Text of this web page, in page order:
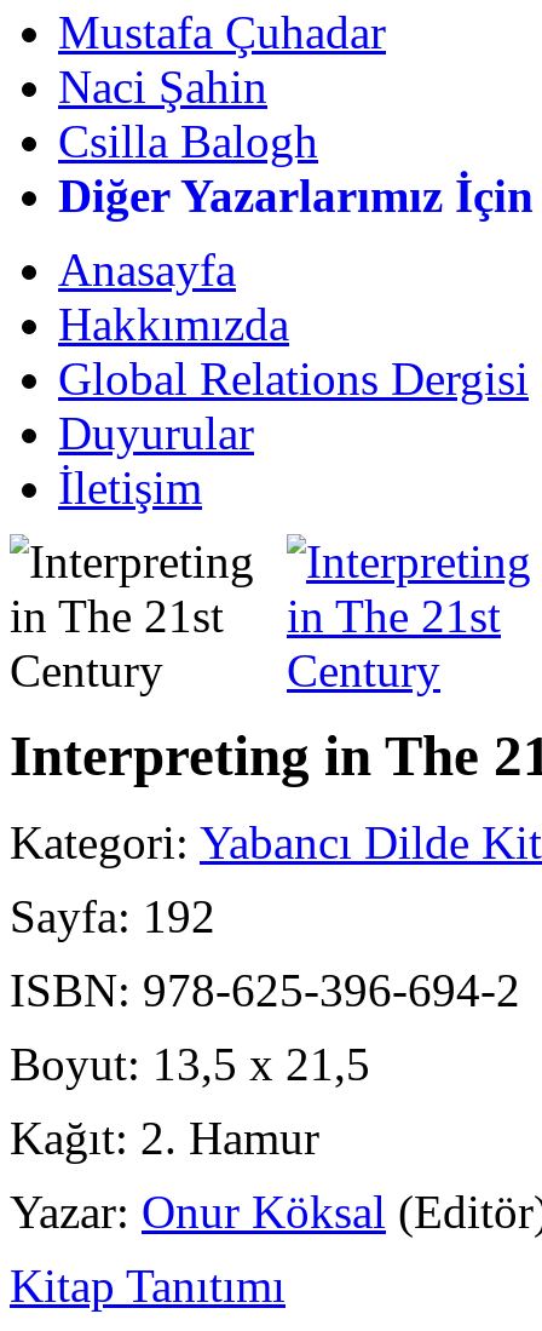
Mustafa Çuhadar
Naci Şahin
Csilla Balogh
Diğer Yazarlarımız İçin
Anasayfa
Hakkımızda
Global Relations Dergisi
Duyurular
İletişim
Interpreting in The
Kategori: Yabancı Dilde
Sayfa: 192
ISBN: 978-625-396-694-2
Boyut: 13,5 x 21,5
Kağıt: 2. Hamur
Yazar: Onur Köksal
Kitap Tanıtımı